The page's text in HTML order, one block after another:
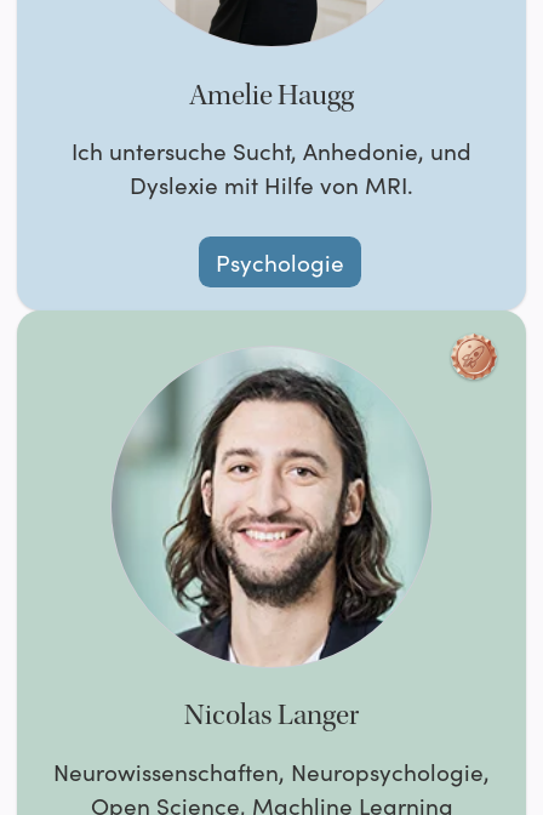
Amelie Haugg
Ich untersuche Sucht, Anhedonie, und
Dyslexie mit Hilfe von MRI.
Psychologie
Nicolas Langer
Neurowissenschaften, Neuropsychologie,
Open Science, Machline Learning